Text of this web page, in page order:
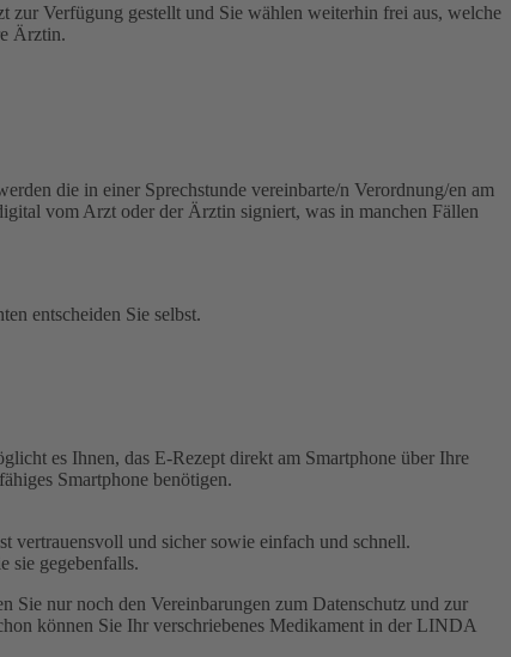
zur Verfügung gestellt und Sie wählen weiterhin frei aus, welche
Ärztin.
die in einer Sprechstunde vereinbarte/n Verordnung/en am
vom Arzt oder der Ärztin signiert, was in manchen Fällen
entscheiden Sie selbst.
es Ihnen, das E-Rezept direkt am Smartphone über Ihre
Smartphone benötigen.
und sicher sowie einfach und schnell.
sie gegebenfalls.
nur noch den Vereinbarungen zum Datenschutz und zur
können Sie Ihr verschriebenes Medikament in der LINDA